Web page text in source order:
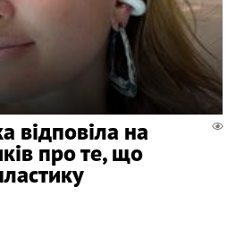
відповіла на
про те, що